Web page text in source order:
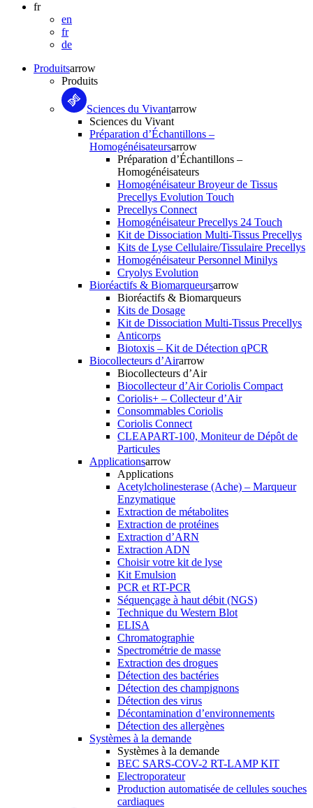
fr
en
fr
de
Produitsarrow
Produits
Sciences du Vivantarrow
Sciences du Vivant
Préparation d’Échantillons –
Homogénéisateursarrow
Préparation d’Échantillons –
Homogénéisateurs
Homogénéisateur Broyeur de Tissus
Precellys Evolution Touch
Precellys Connect
Homogénéisateur Precellys 24 Touch
Kit de Dissociation Multi-Tissus Precellys
Kits de Lyse Cellulaire/Tissulaire Precellys
Homogénéisateur Personnel Minilys
Cryolys Evolution
Bioréactifs & Biomarqueursarrow
Bioréactifs & Biomarqueurs
Kits de Dosage
Kit de Dissociation Multi-Tissus Precellys
Anticorps
Biotoxis – Kit de Détection qPCR
Biocollecteurs d’Airarrow
Biocollecteurs d’Air
Biocollecteur d’Air Coriolis Compact
Coriolis+ – Collecteur d’Air
Consommables Coriolis
Coriolis Connect
CLEAPART-100, Moniteur de Dépôt de
Particules
Applicationsarrow
Applications
Acetylcholinesterase (Ache) – Marqueur
Enzymatique
Extraction de métabolites
Extraction de protéines
Extraction d’ARN
Extraction ADN
Choisir votre kit de lyse
Kit Emulsion
PCR et RT-PCR
Séquençage à haut débit (NGS)
Technique du Western Blot
ELISA
Chromatographie
Spectrométrie de masse
Extraction des drogues
Détection des bactéries
Détection des champignons
Détection des virus
Décontamination d’environnements
Détection des allergènes
Systèmes à la demande
Systèmes à la demande
BEC SARS-COV-2 RT-LAMP KIT
Electroporateur
Production automatisée de cellules souches
cardiaques